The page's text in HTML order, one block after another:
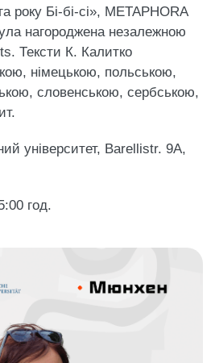
року Бі-бі-сі», METAPHORA
нагороджена незалежною
Тексти К. Калитко
німецькою, польською,
словенською, сербською,
університет, Barellistr. 9A,
год.